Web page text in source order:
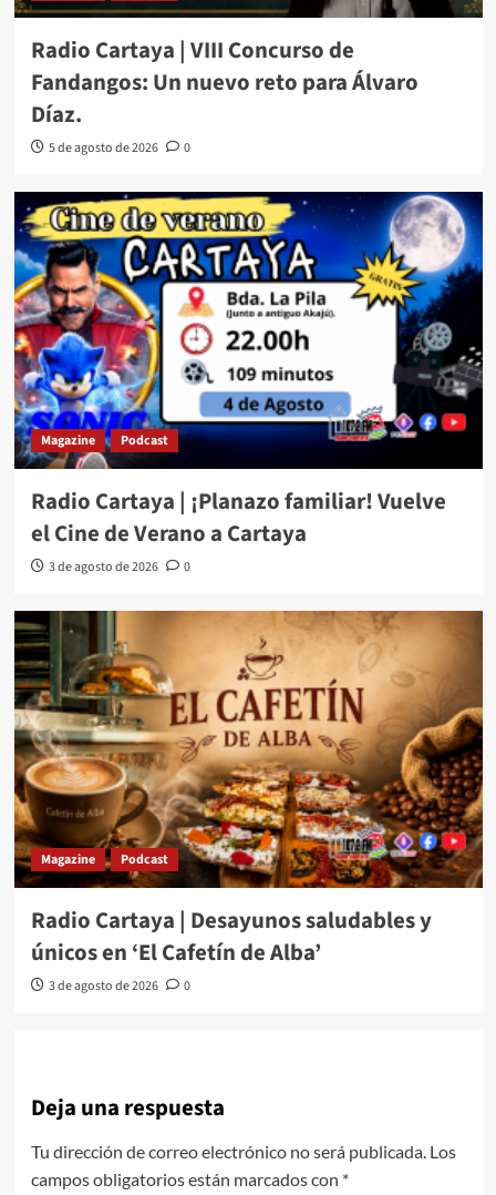
Radio Cartaya | VIII Concurso de
Fandangos: Un nuevo reto para Álvaro
Díaz.
5 de agosto de 2026 0
Magazine Podcast
Radio Cartaya | ¡Planazo familiar! Vuelve
el Cine de Verano a Cartaya
3 de agosto de 2026 0
Magazine Podcast
Radio Cartaya | Desayunos saludables y
únicos en ‘El Cafetín de Alba’
3 de agosto de 2026 0
Deja una respuesta
Tu dirección de correo electrónico no será publicada. Los
campos obligatorios están marcados con *